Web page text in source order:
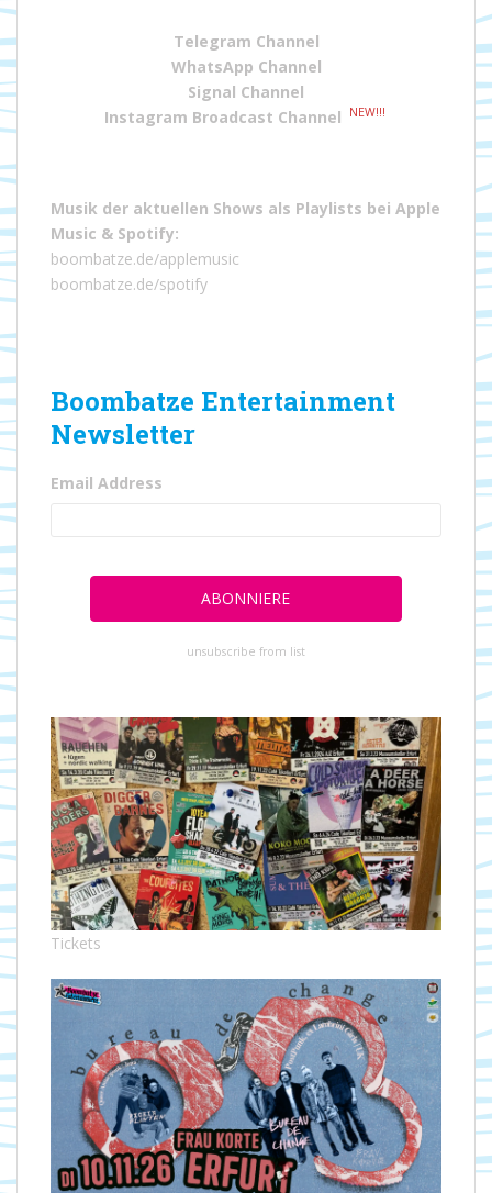
Telegram Channel
WhatsApp Channel
Signal Channel
Instagram Broadcast Channel
NEW!!!
Musik der aktuellen Shows als Playlists bei Apple
Music & Spotify:
boombatze.de/applemusic
boombatze.de/spotify
Boombatze Entertainment
Newsletter
Email Address
unsubscribe from list
Tickets